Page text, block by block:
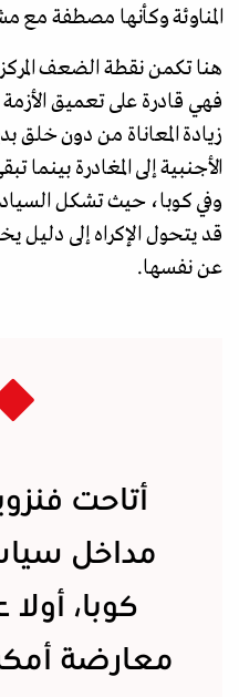
المناوئة وكأنها مصطفة مع
هنا تكمن نقطة الضعف
فهي قادرة على تعميق
زيادة المعاناة من دون
الأجنبية إلى المغادرة بينما
وفي كوبا، حيث تشكل
قد يتحول الإكراه إلى دليل
عن نفسها.
أتاحت
مداخل
كوبا،
معارضة